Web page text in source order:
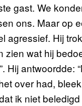
gast. We
ons. Maar op
agressief. Hij
zien wat hij
Hij antwoordde:
over had,
ik niet